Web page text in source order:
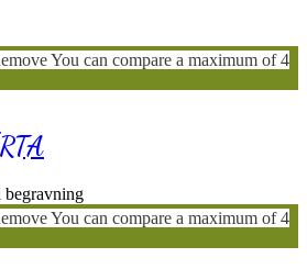
You can compare a maximum of 4
You can compare a maximum of 4